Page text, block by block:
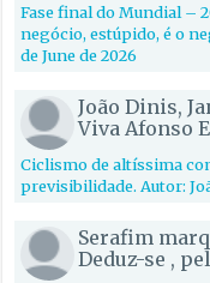
Fase final do Mundial –
negócio, estúpido, é o
de June de 2026
João Dinis,
Viva Afonso
Ciclismo de altíssima
previsibilidade. Autor:
Serafim
Deduz-se ,